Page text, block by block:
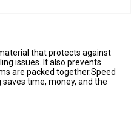
that protects against
issues. It also prevents
are packed together.Speed
time, money, and the